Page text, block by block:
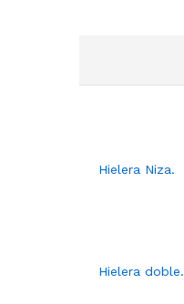
Hielera Niza.
Hielera doble.